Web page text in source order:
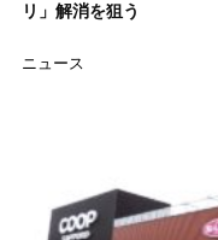
リ」解消を狙う
ニュース